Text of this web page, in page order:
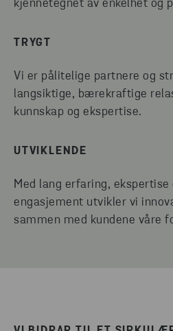
kjennetegnet av enkelhet og
TRYGT
Vi er pålitelige partnere og
langsiktige, bærekraftige
kunnskap og ekspertise.
UTVIKLENDE
Med lang erfaring, ekspertise
engasjement utvikler vi
sammen med kundene våre